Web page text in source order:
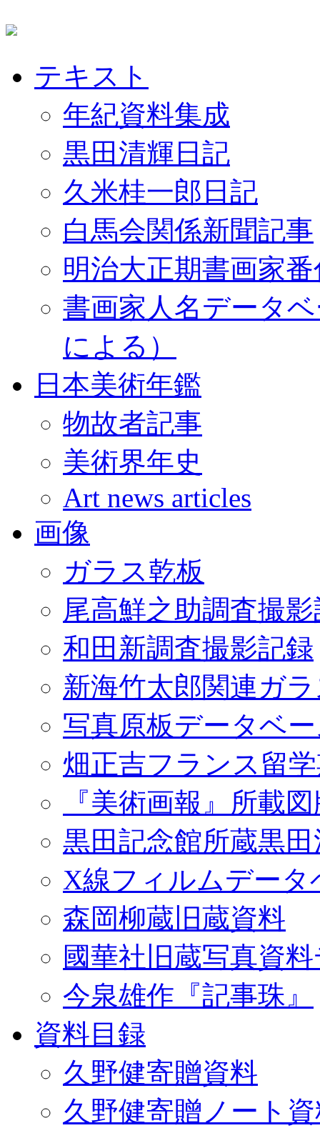
テキスト
年紀資料集成
黒田清輝日記
久米桂一郎日記
白馬会関係新聞記事
明治大正期書画家
書画家人名データ
による）
日本美術年鑑
物故者記事
美術界年史
Art news articles
画像
ガラス乾板
尾高鮮之助調査撮
和田新調査撮影記録
新海竹太郎関連ガ
写真原板データベ
畑正吉フランス留
『美術画報』所載
黒田記念館所蔵黒
X線フィルムデータ
森岡柳蔵旧蔵資料
國華社旧蔵写真資
今泉雄作『記事珠』
資料目録
久野健寄贈資料
久野健寄贈ノート